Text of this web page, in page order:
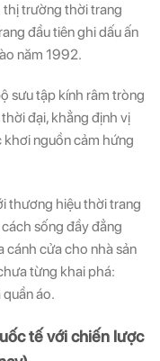
thị trường thời trang
đầu tiên ghi dấu ấn
năm 1992.
sưu tập kính râm tròng
đại, khẳng định vị
nguồn cảm hứng
thương hiệu thời trang
sống đầy đẳng
cánh cửa cho nhà sản
từng khai phá:
áo.
tế với chiến lược